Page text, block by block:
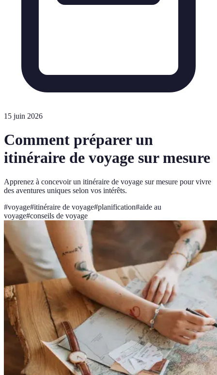
15 juin 2026
Comment préparer un
itinéraire de voyage sur mesure
Apprenez à concevoir un itinéraire de voyage sur mesure pour vivre
des aventures uniques selon vos intérêts.
#voyage#itinéraire de voyage#planification#aide au
voyage#conseils de voyage